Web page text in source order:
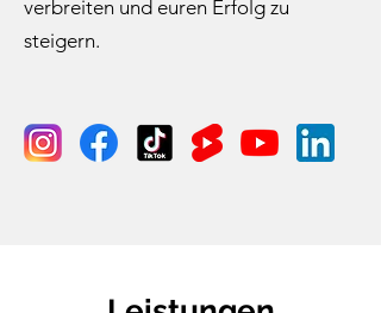
verbreiten und euren Erfolg zu
steigern.